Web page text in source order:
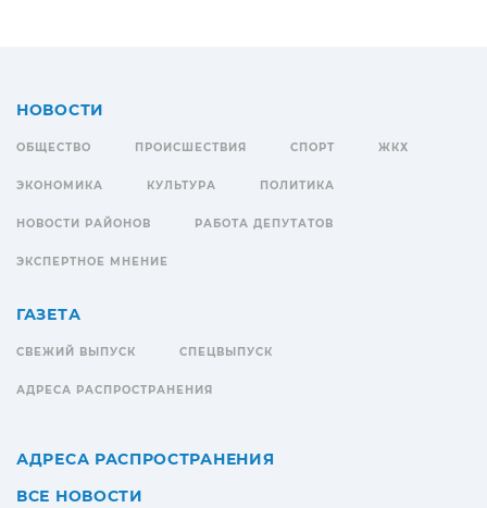
НОВОСТИ
ОБЩЕСТВО ПРОИСШЕСТВИЯ СПОРТ ЖКХ
ЭКОНОМИКА КУЛЬТУРА ПОЛИТИКА
НОВОСТИ РАЙОНОВ РАБОТА ДЕПУТАТОВ
ЭКСПЕРТНОЕ МНЕНИЕ
ГАЗЕТА
СВЕЖИЙ ВЫПУСК СПЕЦВЫПУСК
АДРЕСА РАСПРОСТРАНЕНИЯ
АДРЕСА РАСПРОСТРАНЕНИЯ
ВСЕ НОВОСТИ